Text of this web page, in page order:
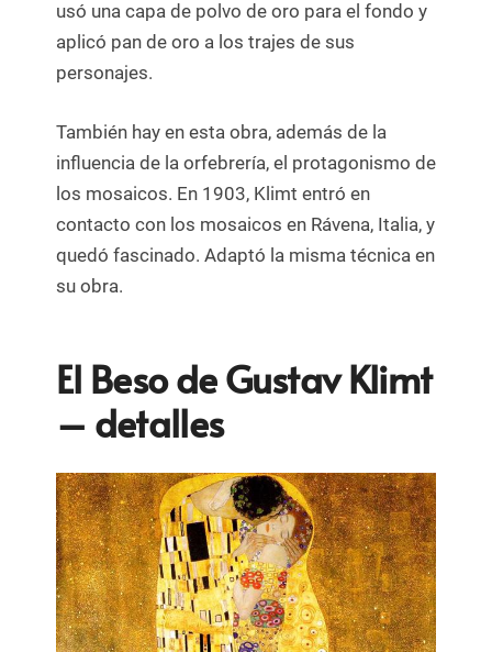
usó una capa de polvo de oro para el fondo y
aplicó pan de oro a los trajes de sus
personajes.
También hay en esta obra, además de la
influencia de la orfebrería, el protagonismo de
los mosaicos. En 1903, Klimt entró en
contacto con los mosaicos en Rávena, Italia, y
quedó fascinado. Adaptó la misma técnica en
su obra.
El Beso de Gustav Klimt
– detalles